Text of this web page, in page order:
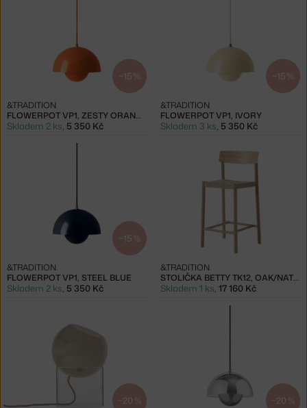
−15 %
FLOWERPOT VP1, ZESTY ORANGE
&TRADITION
Skladem 2 ks, 5 350 Kč
−15 %
FLOWERPOT VP1, IVORY
&TRADITION
Skladem 3 ks, 5 350 Kč
−15 %
FLOWERPOT VP1, STEEL BLUE
&TRADITION
Skladem 2 ks, 5 350 Kč
STOLIČKA BETTY TK12, OAK/NATURAL
&TRADITION
Skladem 1 ks, 17 160 Kč
−20 % −20 %